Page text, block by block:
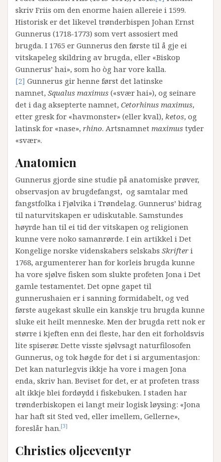
skriv Friis om den enorme haien allereie i 1599.
Historisk er det likevel trønderbispen Johan Ernst
Gunnerus (1718-1773) som vert assosiert med
brugda. I 1765 er Gunnerus den første til å gje ei
vitskapeleg skildring av brugda, eller «Biskop
Gunnerus’ hai», som ho òg har vore kalla.
[2] Gunnerus gir henne først det latinske
namnet, Squalus maximus («svær hai»), og seinare
det i dag aksepterte namnet, Cetorhinus maximus,
etter gresk for «havmonster» (eller kval), ketos, og
latinsk for «nase», rhino. Artsnamnet maximus tyder
«svær».
Anatomien
Gunnerus gjorde sine studie på anatomiske prøver,
observasjon av brugdefangst, og samtalar med
fangstfolka i Fjølvika i Trøndelag. Gunnerus’ bidrag
til naturvitskapen er udiskutable. Samstundes
høyrde han til ei tid der vitskapen og religionen
kunne vere noko samanrørde. I ein artikkel i Det
Kongelige norske videnskabers selskabs Skrifter i
1768, argumenterer han for korleis brugda kunne
ha vore sjølve fisken som slukte profeten Jona i Det
gamle testamentet. Det opne gapet til
gunnerushaien er i sanning formidabelt, og ved
første augekast skulle ein kanskje tru brugda kunne
sluke eit heilt menneske. Men der brugda rett nok er
større i kjeften enn dei fleste, har den eit forholdsvis
lite spiserør. Dette visste sjølvsagt naturfilosofen
Gunnerus, og tok høgde for det i si argumentasjon:
Det kan naturlegvis ikkje ha vore i magen Jona
enda, skriv han. Beviset for det, er at profeten trass
alt ikkje blei fordøydd i fiskebuken. I staden har
trønderbiskopen ei langt meir logisk løysing: «Jona
har haft sit Sted ved, eller imellem, Gellerne»,
foreslår han.[3]
Christies oljeeventyr